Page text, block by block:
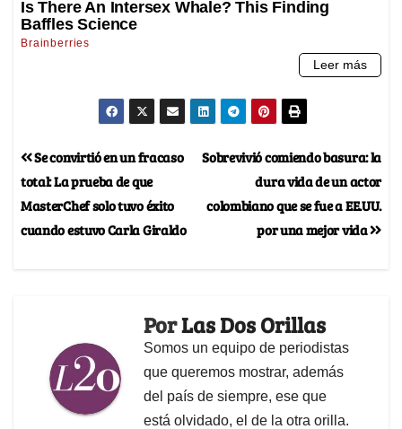
Sobrevivió comiendo basura: la
dura vida de un actor
colombiano que se fue a EE.UU.
por una mejor vida
Se convirtió en un fracaso
total: La prueba de que
MasterChef solo tuvo éxito
cuando estuvo Carla Giraldo
PorLas Dos Orillas
Somos un equipo de periodistas
que queremos mostrar, además
del país de siempre, ese que
está olvidado, el de la otra orilla.